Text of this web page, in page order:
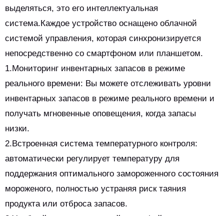
выделяться, это его интеллектуальная
система.Каждое устройство оснащено облачной
системой управления, которая синхронизируется
непосредственно со смартфоном или планшетом.
1.Мониторинг инвентарных запасов в режиме
реального времени: Вы можете отслеживать уровни
инвентарных запасов в режиме реального времени и
получать мгновенные оповещения, когда запасы
низки.
2.Встроенная система температурного контроля:
автоматически регулирует температуру для
поддержания оптимального замороженного состояния
мороженого, полностью устраняя риск таяния
продукта или отброса запасов.